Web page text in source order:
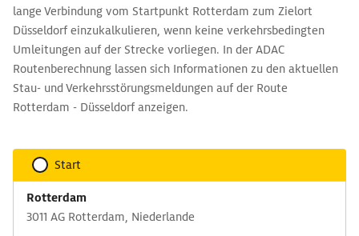
lange Verbindung vom Startpunkt Rotterdam zum Zielort
Düsseldorf einzukalkulieren, wenn keine verkehrsbedingten
Umleitungen auf der Strecke vorliegen. In der ADAC
Routenberechnung lassen sich Informationen zu den aktuellen
Stau- und Verkehrsstörungsmeldungen auf der Route
Rotterdam - Düsseldorf anzeigen.
Start
Rotterdam
3011 AG Rotterdam, Niederlande